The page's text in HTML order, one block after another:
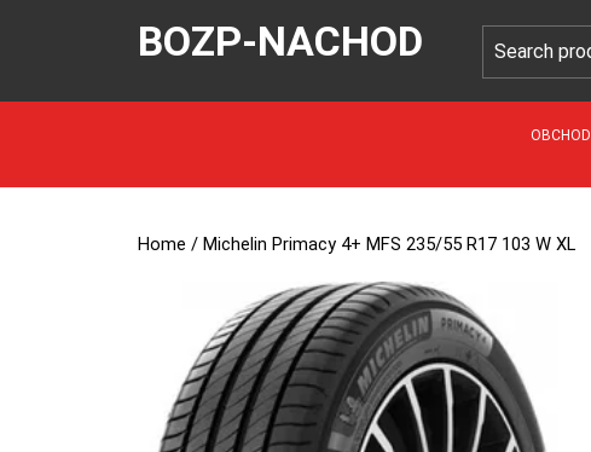
BOZP-NACHOD
OBCHOD
Home / Michelin Primacy 4+ MFS 235/55 R17 103 W XL